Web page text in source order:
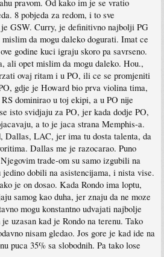
pravom. Od kako im je se vratio
8 pobjeda za redom, i to sve
GSW. Curry, je definitivno najbolji PG
da mogu daleko dogurati. Imat ce
godine kuci igraju skoro pa savrseno.
ali opet mislim da mogu daleko. Hou.,
ovaj ritam i u PO, ili ce se promjeniti
gdje je Howard bio prva violina tima,
dominirao u toj ekipi, a u PO nije
isto svidjaju za PO, jer kada dodje PO,
a to je jaca strana Memphis-a.
Dallas, LAC, jer ima tu dosta talenta, da
Dallas me je razocarao. Puno
trade-om su samo izgubili na
dobili na asistencijama, i nista vise.
je on dosao. Kada Rondo ima loptu,
samog kao duha, jer znaju da ne moze
mogu konstantno udvajati najbolje
uzasan kad je Rondo na terenu. Tako
nisam gledao. Jos gore je kad ide na
puca 35% sa slobodnih. Pa tako lose